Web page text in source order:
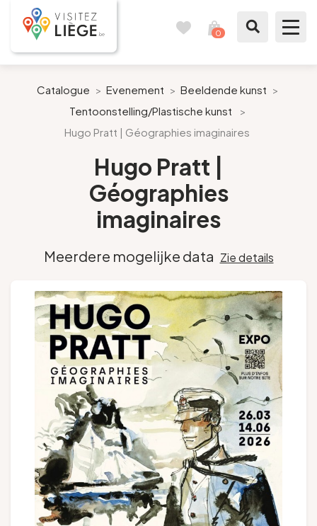
0
Bereid mijn verblijf voor
Onze suggesties
Volg ons
Groepen en touroperators
EN NL DE
Catalogue > Evenement > Beeldende kunst >
Tentoonstelling/Plastische kunst
>
Hugo Pratt | Géographies imaginaires
Hugo Pratt |
Géographies
imaginaires
Meerdere mogelijke data Zie details